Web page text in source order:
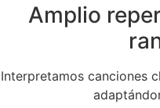
Amplio
Interpretamos canciones